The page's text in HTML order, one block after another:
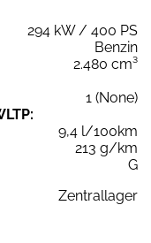
294 kW / 400 PS
Benzin
2.480 cm³
1 (None)
9,4 l/100km
213 g/km
G
Zentrallager